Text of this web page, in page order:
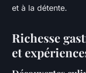
et à la détente.
Richesse
et